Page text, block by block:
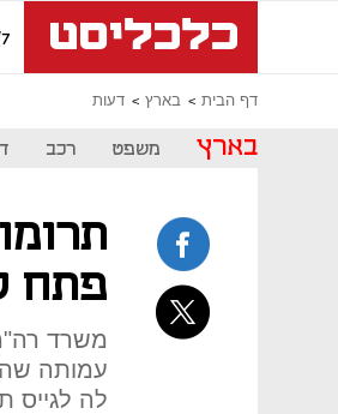
דף הבית בארץ דעות
בארץ משפט רכב
פתח
משרד
עמותה
לה לגייס